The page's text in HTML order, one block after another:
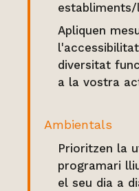
Apliquen
diversitat
a la vostra
Ambientals
Prioritzen la
programari
el seu dia a